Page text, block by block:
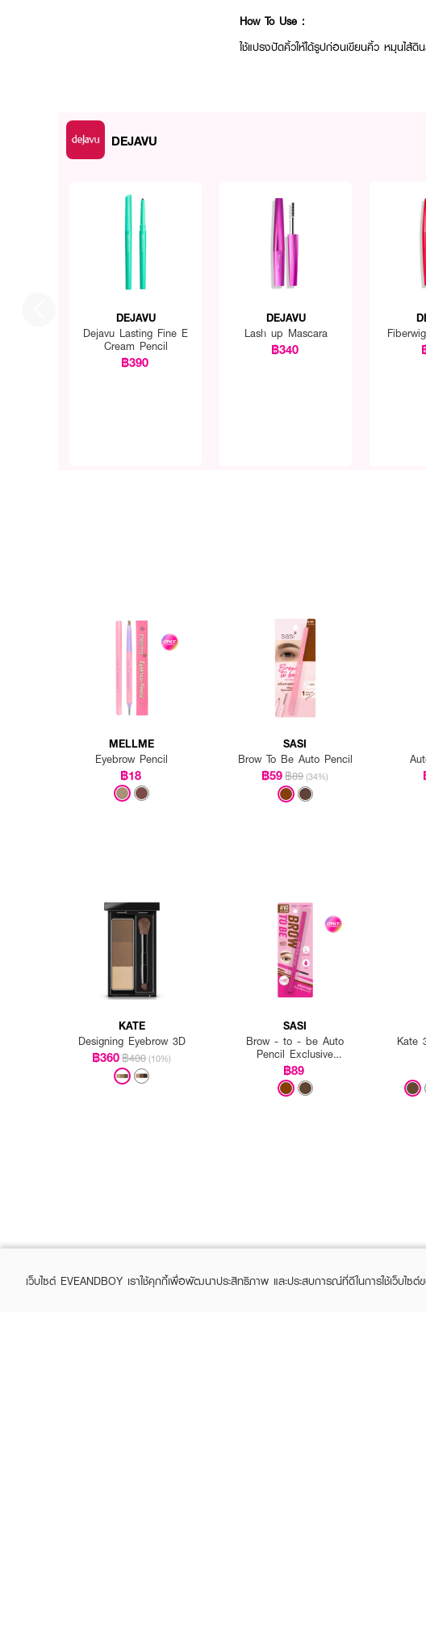
How To Use :
ใช้แปรงปัดคิ้วให้ได้รูปก่อนเขียนคิ้ว หมุนไส้
DEJAVU
DEJAVU
Dejavu Lasting Fine E
Cream Pencil
฿390
DEJAVU
Lash up Mascara
฿340
MELLME
Eyebrow Pencil
฿18
SASI
Brow To Be Auto Pencil
฿59฿89 (34%)
KATE
Designing Eyebrow 3D
฿360฿400 (10%)
SASI
Brow - to - be Auto
Pencil Exclusive
EVEANDBOY
฿89
Kate
เว็บไซต์ EVEANDBOY เราใช้คุกกี้เพื่อพัฒนาประสิทธิภาพ และประสบการณ์ที่ดีในการใช้เว็บไ